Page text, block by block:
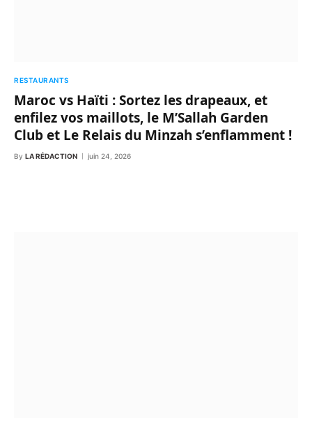
RESTAURANTS
Maroc vs Haïti : Sortez les drapeaux, et
enfilez vos maillots, le M’Sallah Garden
Club et Le Relais du Minzah s’enflamment !
By LA RÉDACTION juin 24, 2026